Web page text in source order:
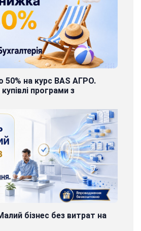
50% на курс BAS АГРО.
програми з
бізнес без витрат на